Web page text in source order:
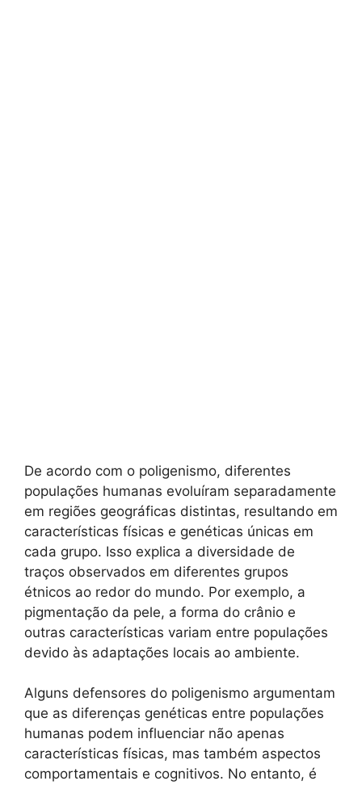
De acordo com o poligenismo, diferentes
populações humanas evoluíram separadamente
em regiões geográficas distintas, resultando em
características físicas e genéticas únicas em
cada grupo. Isso explica a diversidade de
traços observados em diferentes grupos
étnicos ao redor do mundo. Por exemplo, a
pigmentação da pele, a forma do crânio e
outras características variam entre populações
devido às adaptações locais ao ambiente.
Alguns defensores do poligenismo argumentam
que as diferenças genéticas entre populações
humanas podem influenciar não apenas
características físicas, mas também aspectos
comportamentais e cognitivos. No entanto, é